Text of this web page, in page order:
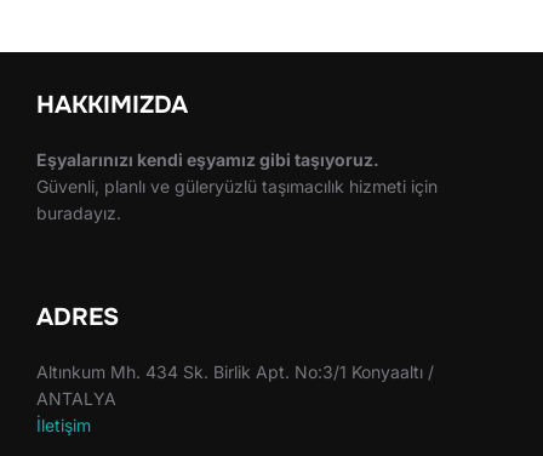
HAKKIMIZDA
Eşyalarınızı kendi eşyamız gibi taşıyoruz.
Güvenli, planlı ve güleryüzlü taşımacılık hizmeti için
buradayız.
ADRES
Altınkum Mh. 434 Sk. Birlik Apt. No:3/1 Konyaaltı /
ANTALYA
İletişim